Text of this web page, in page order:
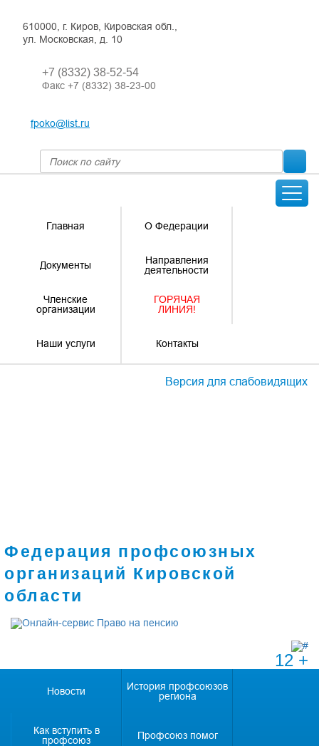
610000, г. Киров, Кировская обл.,
ул. Московская, д. 10
+7 (8332) 38-52-54
Факс +7 (8332) 38-23-00
fpoko@list.ru
Главная О Федерации
Документы
Направления
деятельности
Членские
организации
ГОРЯЧАЯ
ЛИНИЯ!
Наши услуги Контакты
Версия для слабовидящих
Федерация профсоюзных
организаций Кировской
области
12 +
Новости
История профсоюзов
региона
Как вступить в
профсоюз
Профсоюз помог